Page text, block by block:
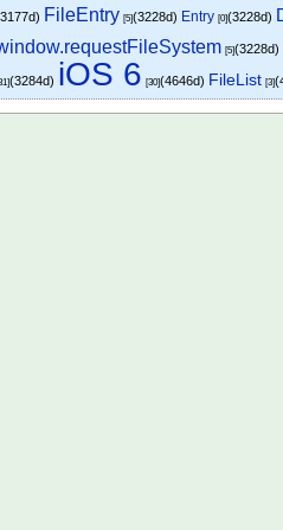
FileEntry [5](3228d) Entry [0](3228d)
[5](3228d)
(3284d) iOS 6 [30](4646d) FileList [3]